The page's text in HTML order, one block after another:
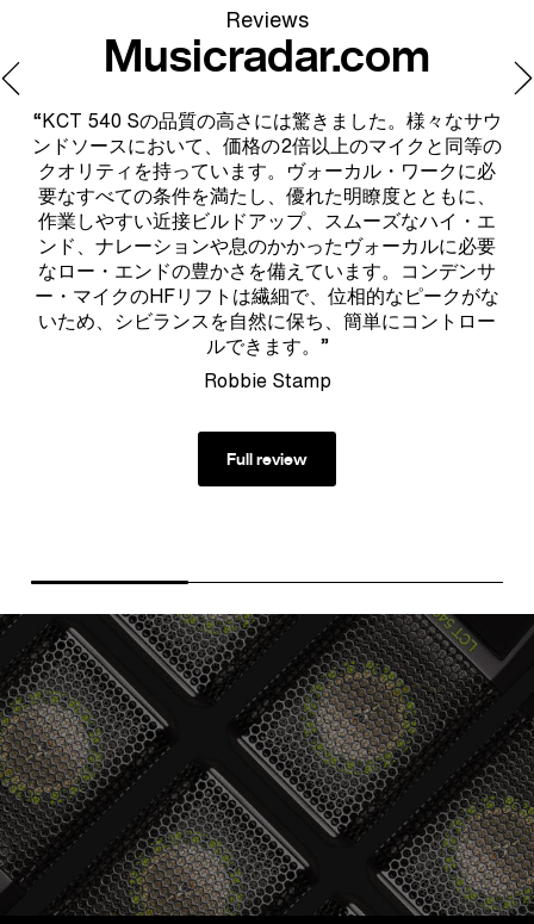
Reviews
Musicradar.com
“KCT 540 Sの品質の高さには驚きました。様々なサウ
ンドソースにおいて、価格の2倍以上のマイクと同等の
クオリティを持っています。ヴォーカル・ワークに必
要なすべての条件を満たし、優れた明瞭度とともに、
作業しやすい近接ビルドアップ、スムーズなハイ・エ
ンド、ナレーションや息のかかったヴォーカルに必要
なロー・エンドの豊かさを備えています。コンデンサ
ー・マイクのHFリフトは繊細で、位相的なピークがな
いため、シビランスを自然に保ち、簡単にコントロー
ルできます。”
Robbie Stamp
Full review